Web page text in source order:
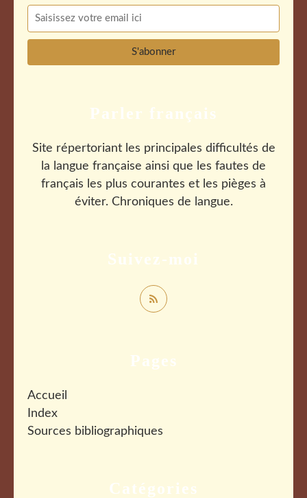
Catégories
Pages
Accueil
Index
Sources bibliographiques
Suivez-moi
Parler français
Site répertoriant les principales difficultés de
la langue française ainsi que les fautes de
français les plus courantes et les pièges à
éviter. Chroniques de langue.